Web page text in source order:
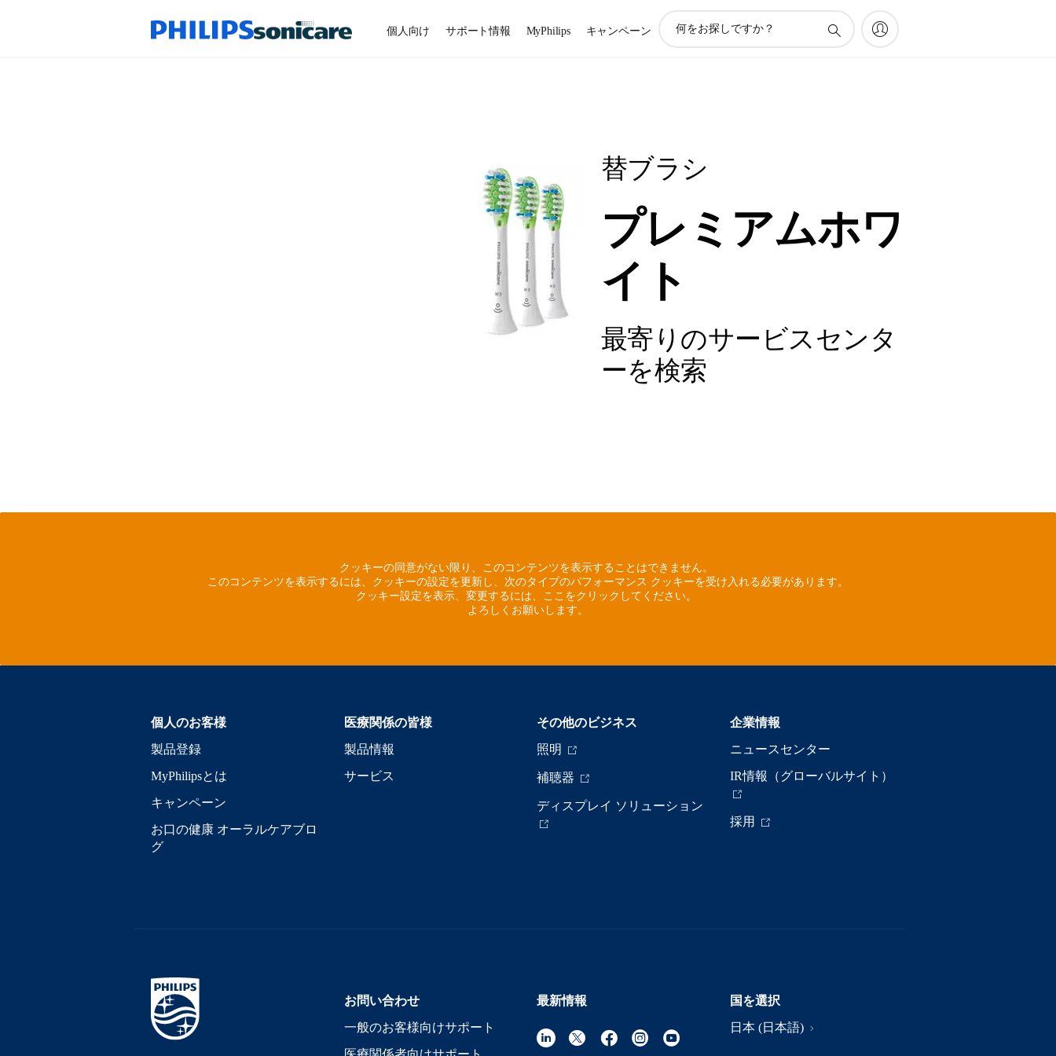
個人向け サポート情報 MyPhilips キャンペーン
検
索
替ブラシ
プレミアムホワ
イト
最寄りのサービスセンタ
ーを検索
クッキーの同意がない限り、このコンテンツを表示することはできません。
このコンテンツを表示するには、クッキーの設定を更新し、次のタイプのパフォーマンス クッキーを受け入れる必要があります。
クッキー設定を表示、変更するには、ここをクリックしてください。
よろしくお願いします。
個人のお客様
製品登録
MyPhilipsとは
キャンペーン
お口の健康 オーラルケアブロ
グ
医療関係の皆様
製品情報
サービス
その他のビジネス
照明
補聴器
ディスプレイ ソリューション
企業情報
ニュースセンター
IR情報（グローバルサイト）
採用
お問い合わせ
一般のお客様向けサポート
最新情報
国を選択
日本 (日本語)